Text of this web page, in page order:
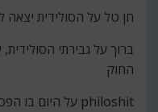
חן טל על הסולידית יצאה לפנסיה
ברוך על גבירתי
החוק
philoshit על היום בו